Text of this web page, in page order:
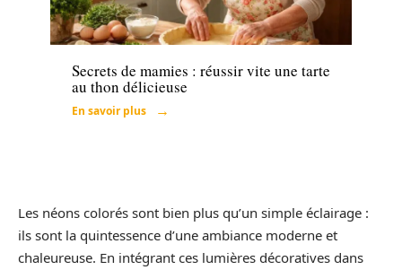
Loisirs
Secrets de mamies : réussir vite une tarte
au thon délicieuse
En savoir plus
Les néons colorés sont bien plus qu’un simple éclairage :
ils sont la quintessence d’une ambiance moderne et
chaleureuse. En intégrant ces lumières décoratives dans